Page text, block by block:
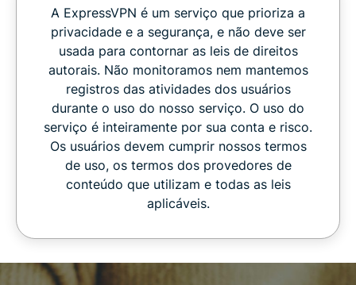
A ExpressVPN é um serviço que prioriza a
privacidade e a segurança, e não deve ser
usada para contornar as leis de direitos
autorais. Não monitoramos nem mantemos
registros das atividades dos usuários
durante o uso do nosso serviço. O uso do
serviço é inteiramente por sua conta e risco.
Os usuários devem cumprir nossos termos
de uso, os termos dos provedores de
conteúdo que utilizam e todas as leis
aplicáveis.